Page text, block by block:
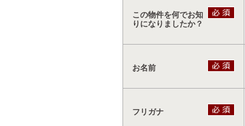
この物件を何でお知
りになりましたか？
お名前
フリガナ